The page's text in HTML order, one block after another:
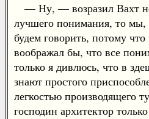
— Ну, — возразил Вахт
лучшего понимания, то
будем говорить, потому
воображал бы, что все
только я дивлюсь, что в
знают простого
легкостью производящего
господин архитектор